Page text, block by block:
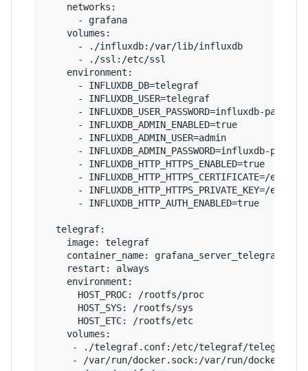
    networks:
      - grafana
    volumes:
      - ./influxdb:/var/lib/influxdb
      - ./ssl:/etc/ssl
    environment:
      - INFLUXDB_DB=telegraf
      - INFLUXDB_USER=telegraf
      - INFLUXDB_USER_PASSWORD=influxdb-password
      - INFLUXDB_ADMIN_ENABLED=true
      - INFLUXDB_ADMIN_USER=admin
- INFLUXDB_ADMIN_PASSWORD=influxdb-
      - INFLUXDB_HTTP_HTTPS_ENABLED=true
- INFLUXDB_HTTP_HTTPS_CERTIFICATE=/etc/
- INFLUXDB_HTTP_HTTPS_PRIVATE_KEY=/etc/
      - INFLUXDB_HTTP_AUTH_ENABLED=true
  telegraf:
    image: telegraf
    container_name: grafana_server_telegraf
    restart: always
    environment:
      HOST_PROC: /rootfs/proc
      HOST_SYS: /rootfs/sys
      HOST_ETC: /rootfs/etc
    volumes:
- ./telegraf.conf:/etc/telegraf/
- /var/run/docker.sock:/var/run/